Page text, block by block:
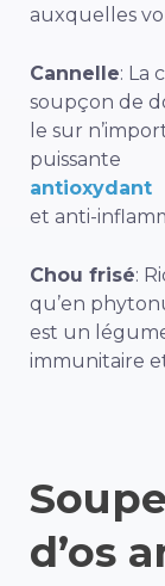
auxquelles
Cannelle: La
soupçon de
le sur
puissante
antioxydant
et anti-
Chou frisé:
qu’en
est un
immunitaire
d’os